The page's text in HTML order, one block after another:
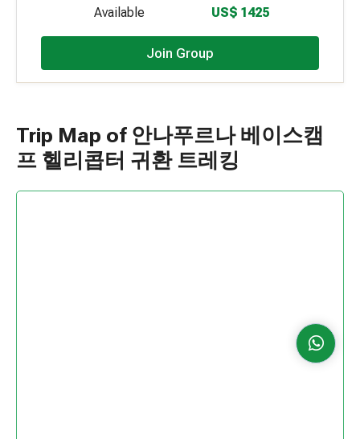
Available
US$ 1425
Join Group
Trip Map of 안나푸르나 베이스캠
프 헬리콥터 귀환 트레킹